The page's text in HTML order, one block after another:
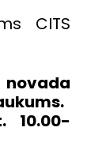
CITS
10.00-